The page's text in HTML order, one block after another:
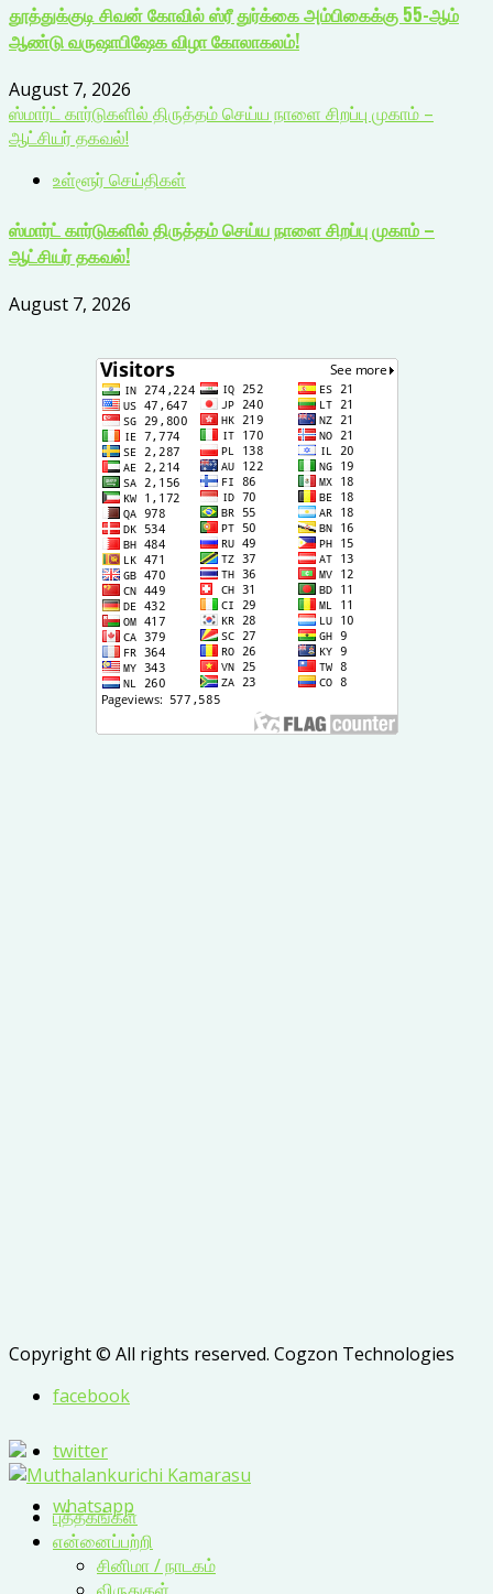
தூத்துக்குடி சிவன் கோவில் ஸ்ரீ துர்க்கை அம்பிகைக்கு 55-ஆம்
ஆண்டு வருஷாபிஷேக விழா கோலாகலம்!
August 7, 2026
ஸ்மார்ட் கார்டுகளில் திருத்தம் செய்ய நாளை சிறப்பு முகாம் –
ஆட்சியர் தகவல்!
உள்ளூர் செய்திகள்
ஸ்மார்ட் கார்டுகளில் திருத்தம் செய்ய நாளை சிறப்பு முகாம் –
ஆட்சியர் தகவல்!
August 7, 2026
Copyright © All rights reserved. Cogzon Technologies
facebook
twitter
whatsapp
புத்தகங்கள்
என்னைப்பற்றி
சினிமா / நாடகம்